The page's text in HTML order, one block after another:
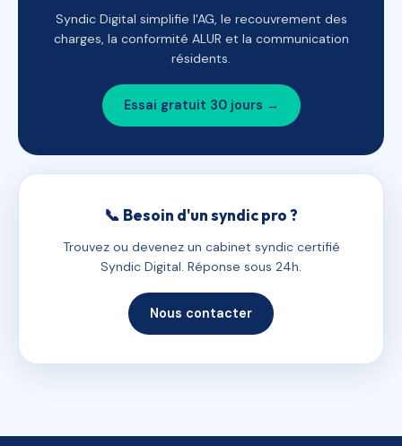
Syndic Digital simplifie l'AG, le recouvrement des
charges, la conformité ALUR et la communication
résidents.
Essai gratuit 30 jours →
📞 Besoin d'un syndic pro ?
Trouvez ou devenez un cabinet syndic certifié
Syndic Digital. Réponse sous 24h.
Nous contacter